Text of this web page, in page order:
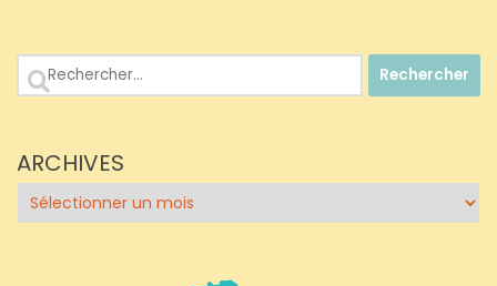
Rechercher :
ARCHIVES
Archives